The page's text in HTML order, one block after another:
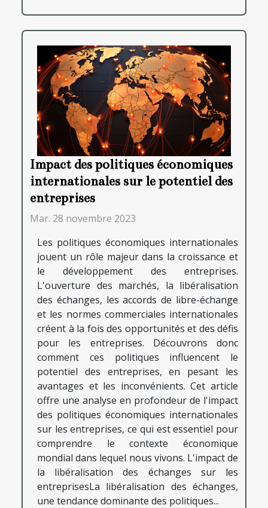
Impact des politiques économiques
internationales sur le potentiel des
entreprises
Mar. 28 novembre 2023
Les politiques économiques internationales
jouent un rôle majeur dans la croissance et
le développement des entreprises.
L'ouverture des marchés, la libéralisation
des échanges, les accords de libre-échange
et les normes commerciales internationales
créent à la fois des opportunités et des défis
pour les entreprises. Découvrons donc
comment ces politiques influencent le
potentiel des entreprises, en pesant les
avantages et les inconvénients. Cet article
offre une analyse en profondeur de l'impact
des politiques économiques internationales
sur les entreprises, ce qui est essentiel pour
comprendre le contexte économique
mondial dans lequel nous vivons. L'impact de
la libéralisation des échanges sur les
entreprisesLa libéralisation des échanges,
une tendance dominante des politiques...